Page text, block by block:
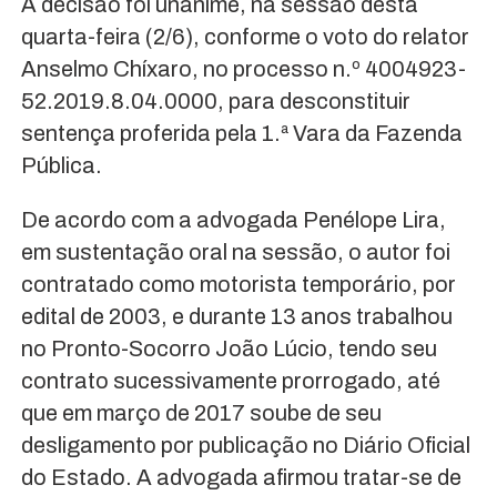
quarta-feira (2/6), conforme o voto do relator
Anselmo Chíxaro, no processo n.º 4004923-
52.2019.8.04.0000, para desconstituir
sentença proferida pela 1.ª Vara da Fazenda
Pública.
De acordo com a advogada Penélope Lira,
em sustentação oral na sessão, o autor foi
contratado como motorista temporário, por
edital de 2003, e durante 13 anos trabalhou
no Pronto-Socorro João Lúcio, tendo seu
contrato sucessivamente prorrogado, até
que em março de 2017 soube de seu
desligamento por publicação no Diário Oficial
do Estado. A advogada afirmou tratar-se de